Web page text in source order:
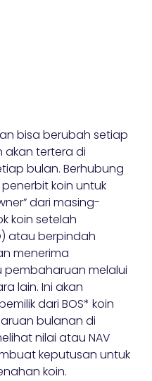
bisa berubah setiap
akan tertera di
bulan. Berhubung
koin untuk
dari masing-
koin setelah
atau berpindah
menerima
pembaharuan melalui
lain. Ini akan
dari BOS* koin
bulanan di
nilai atau NAV
keputusan untuk
koin.